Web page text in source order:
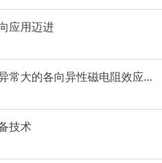
应用迈进
的各向异性磁电阻效应的发现
技术